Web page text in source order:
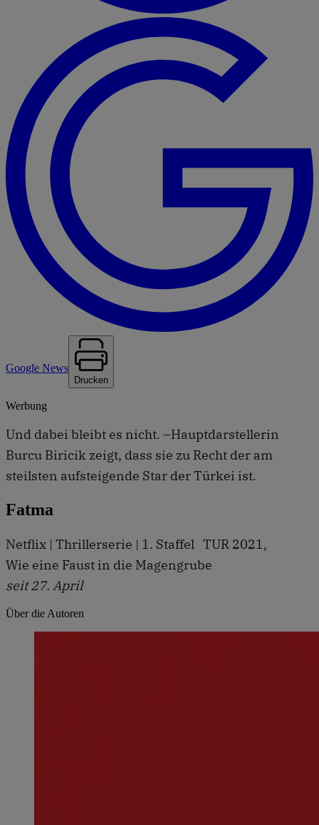
Google News
Drucken
Werbung
Und dabei bleibt es nicht. –Hauptdarstellerin
Burcu Biricik zeigt, dass sie zu Recht der am
steilsten aufsteigende Star der Türkei ist.
Fatma
Netflix | Thrillerserie | 1. Staffel TUR 2021,
Wie eine Faust in die Magengrube
seit 27. April
Über die Autoren